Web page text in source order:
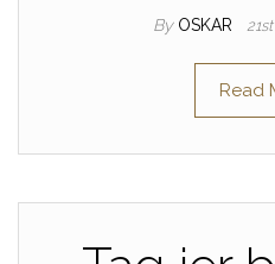
By OSKAR
Read